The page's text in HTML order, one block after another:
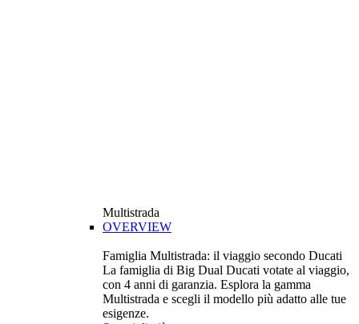
Multistrada
OVERVIEW
Famiglia Multistrada: il viaggio secondo Ducati
La famiglia di Big Dual Ducati votate al viaggio,
con 4 anni di garanzia. Esplora la gamma
Multistrada e scegli il modello più adatto alle tue
esigenze.